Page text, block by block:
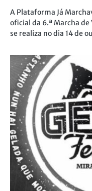
A Plataforma Já
oficial da 6.ª Marcha de
se realiza no dia 14 de